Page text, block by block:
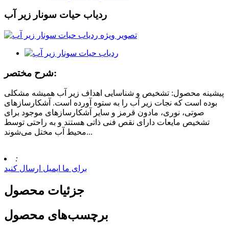
ردیاب حیات سونار زیر آب
شرح مختصر:
پیشینه محصول: تشخیص و شناسایی اهداف زیر آب همیشه مشکلی
بوده است که نجات زیر آب را به ستوه آورده است. آشکارسازهای
صوتی، نوری، مادون قرمز و سایر آشکارسازهای موجود برای
تشخیص مایعات دارای نقص فنی ذاتی هستند و به راحتی توسط
محیط آب مختل می‌شوند...
:
برای ما ایمیل ارسال کنید
جزئیات محصول
برچسب‌های محصول